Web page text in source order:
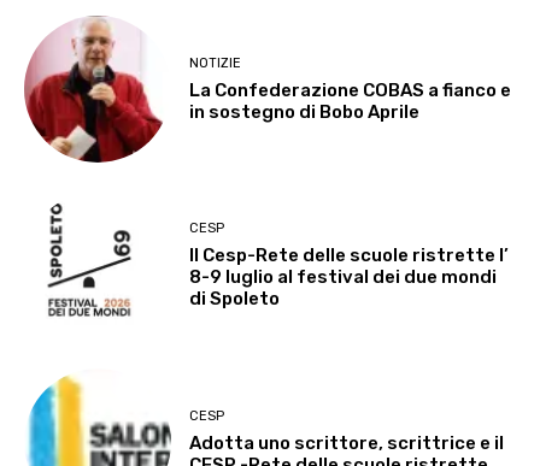
NOTIZIE
La Confederazione COBAS a fianco e
in sostegno di Bobo Aprile
CESP
Il Cesp-Rete delle scuole ristrette l’
8-9 luglio al festival dei due mondi
di Spoleto
CESP
Adotta uno scrittore, scrittrice e il